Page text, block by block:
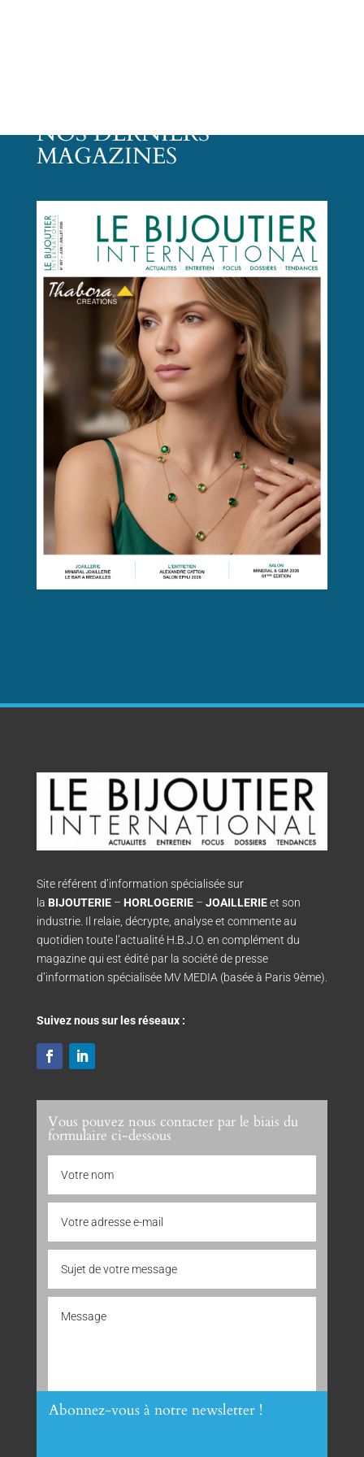
NOS DERNIERS
MAGAZINES
Site référent d’information spécialisée sur
la BIJOUTERIE– HORLOGERIE– JOAILLERIEet son
industrie. Il relaie, décrypte, analyse et commente au
quotidien toute l’actualité H.B.J.O. en complément du
magazine qui est édité par la société de presse
d’information spécialisée MV MEDIA (basée à Paris 9ème).
Suivez nous sur les réseaux :
Vous pouvez nous contacter par le biais du
formulaire ci-dessous
Abonnez-vous à notre newsletter !